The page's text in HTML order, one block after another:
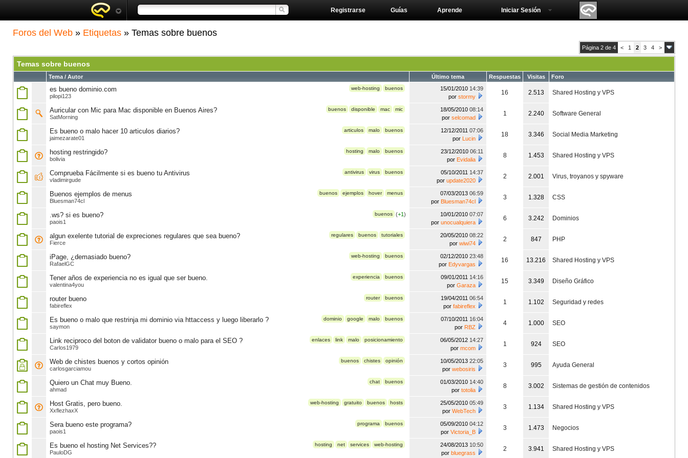
Aprende
Guías
Registrarse Iniciar Sesión
Foros del Web » Etiquetas » Temas sobre buenos
Página 2 de 4 < 1 2 3 4 >
Temas sobre buenos
Tema / Autor Último tema Respuestas Visitas Foro
web-hosting buenos
es bueno dominio.com
pilopi123
15/01/2010 14:39
por stormy
16 2.513 Shared Hosting y VPS
buenos disponible mac mic
Auricular con Mic para Mac disponible en Buenos Aires?
SatMorning
18/05/2010 08:14
por selcomad
1 2.240 Software General
articulos malo buenos
Es bueno o malo hacer 10 articulos diarios?
jaimezarate01
12/12/2011 07:06
por Lucin
18 3.346 Social Media Marketing
hosting malo buenos
hosting restringido?
bolivia
23/12/2010 06:11
por Evidalia
8 1.453 Shared Hosting y VPS
antivirus virus buenos
Comprueba Fácilmente si es bueno tu Antivirus
vladimirgude
05/10/2011 14:37
por update2020
2 2.001 Virus, troyanos y spyware
buenos ejemplos hover menus
Buenos ejemplos de menus
Bluesman74cl
07/03/2013 06:59
por Bluesman74cl
3 1.328 CSS
(+1)
buenos
.ws? si es bueno?
paois1
10/01/2010 07:07
por unocualquiera
6 3.242 Dominios
regulares buenos tutoriales
algun exelente tutorial de expreciones regulares que sea bueno?
Fierce
20/05/2010 08:22
por wiwi74
2 847 PHP
web-hosting buenos
iPage, ¿demasiado bueno?
RafaelGC
02/12/2010 23:48
por Edyvargas
16 13.216 Shared Hosting y VPS
experiencia buenos
Tener años de experiencia no es igual que ser bueno.
valentina4you
09/01/2011 14:16
por Garaza
15 3.349 Diseño Gráfico
router buenos
router bueno
fabireflex
19/04/2011 06:54
por fabireflex
1 1.102 Seguridad y redes
dominio google malo buenos
Es bueno o malo que restrinja mi dominio via httaccess y luego liberarlo ?
saymon
07/10/2011 16:04
por RBZ
4 1.000 SEO
enlaces link malo posicionamiento
Link reciproco del boton de validator bueno o malo para el SEO ?
Carlos1979
06/05/2012 14:27
por mcom
1 924 SEO
buenos chistes opinión
Web de chistes buenos y cortos opinión
carlosgarciamou
10/05/2013 22:05
por webosiris
3 995 Ayuda General
chat buenos
Quiero un Chat muy Bueno.
ahmad
01/03/2010 14:40
por totolia
8 3.002 Sistemas de gestión de contenidos
web-hosting gratuito buenos hosts
Host Gratis, pero bueno.
XxflezhaxX
25/05/2010 05:49
por WebTech
3 1.134 Shared Hosting y VPS
programa buenos
Sera bueno este programa?
paois1
05/09/2010 04:12
por Victoria_B
3 1.473 Negocios
hosting net services web-hosting
Es bueno el hosting Net Services??
PauloDG
24/08/2013 10:50
por bluegrass
2 3.941 Shared Hosting y VPS